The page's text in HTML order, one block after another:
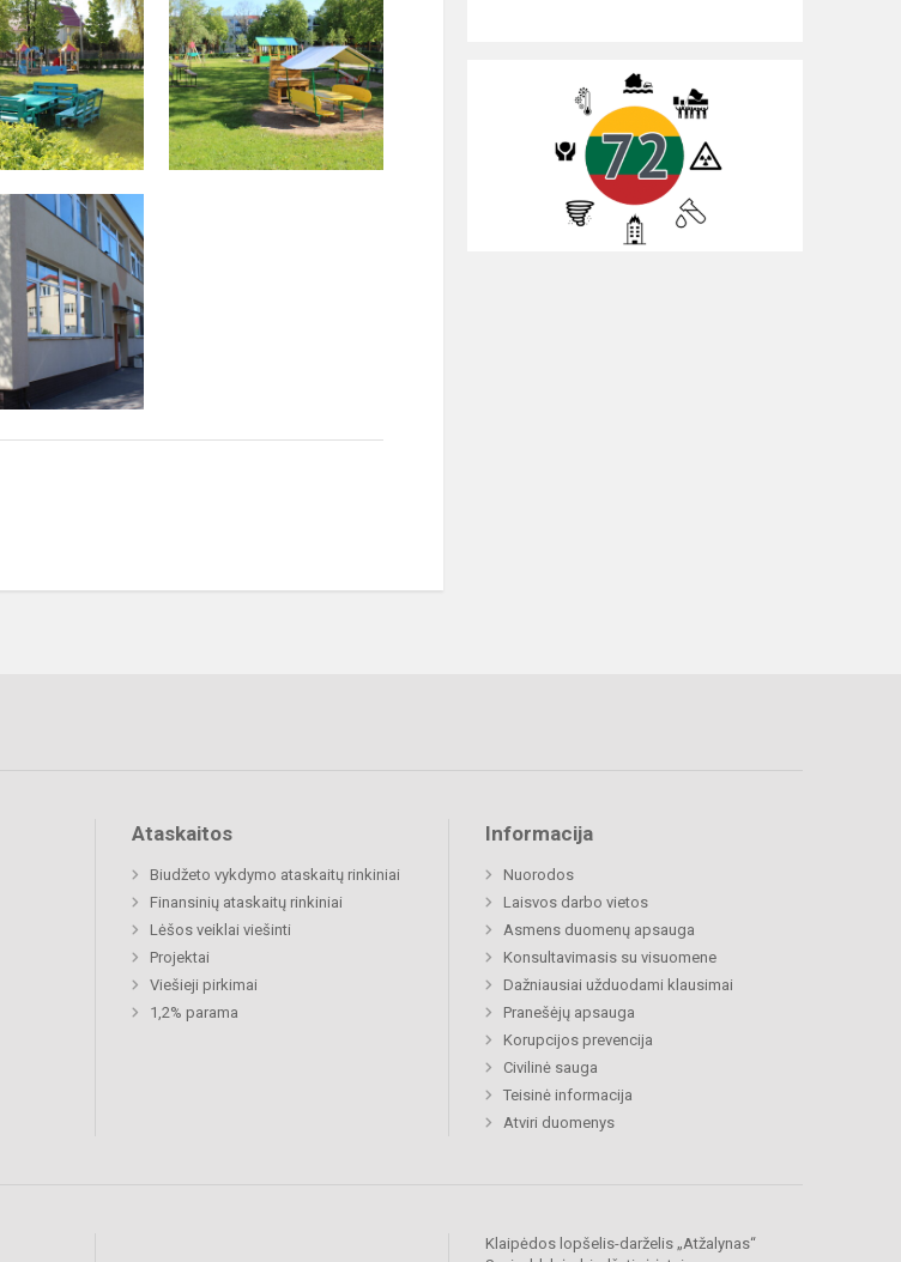
Ataskaitos
Biudžeto vykdymo ataskaitų rinkiniai
Finansinių ataskaitų rinkiniai
Lėšos veiklai viešinti
Projektai
Viešieji pirkimai
1,2% parama
Informacija
Nuorodos
Laisvos darbo vietos
Asmens duomenų apsauga
Konsultavimasis su visuomene
Dažniausiai užduodami klausimai
Pranešėjų apsauga
Korupcijos prevencija
Civilinė sauga
Teisinė informacija
Atviri duomenys
Klaipėdos lopšelis-darželis „Atžalynas“